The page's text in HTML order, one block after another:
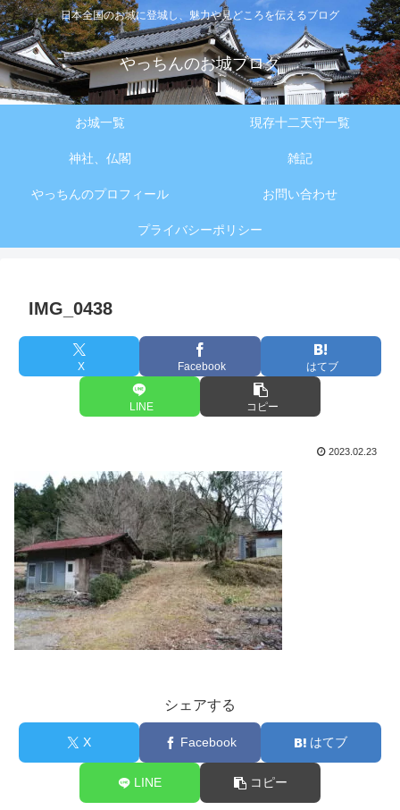
日本全国のお城に登城し、魅力や見どころを伝えるブログ
やっちんのお城ブログ
お城一覧 現存十二天守一覧
神社、仏閣 雑記
やっちんのプロフィール お問い合わせ
プライバシーポリシー
IMG_0438
X Facebook はてブ
LINE コピー
2023.02.23
シェアする
X Facebook はてブ
LINE コピー